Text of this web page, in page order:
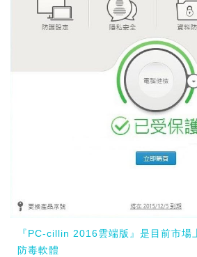
『PC-cillin 2016雲端版』是目前市場
防毒軟體